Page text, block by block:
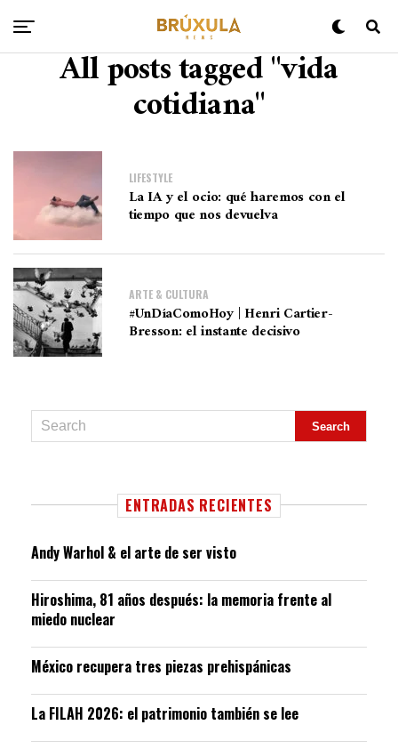
All posts tagged "vida
cotidiana"
LIFESTYLE
La IA y el ocio: qué haremos con el
tiempo que nos devuelva
ARTE & CULTURA
#UnDíaComoHoy | Henri Cartier-
Bresson: el instante decisivo
ENTRADAS RECIENTES
Andy Warhol & el arte de ser visto
Hiroshima, 81 años después: la memoria frente al
miedo nuclear
México recupera tres piezas prehispánicas
La FILAH 2026: el patrimonio también se lee